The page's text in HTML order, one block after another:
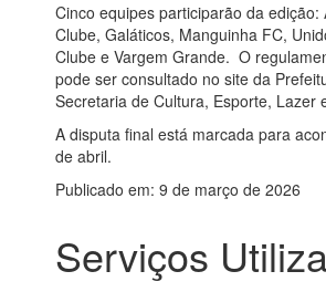
Cinco equipes participarão da edição:
Clube, Galáticos, Manguinha FC,
Clube e Vargem Grande. O
pode ser consultado no site da
Secretaria de Cultura, Esporte, Lazer
A disputa final está marcada para
de abril.
Publicado em: 9 de março de 2026
Serviços